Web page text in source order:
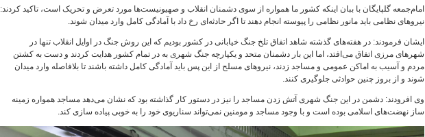
امام‌جمعه گلپایگان با ببان اینکه کشور ما همواره از سوی دشمنان انقلاب و صهیونیست‌ها مورد تعرض و تحریک است، تاکید کردند:
نیروهای نظامی باید مانور نظامی را پیوسته انجام دهند تا اگر حادثه‌ای رخ داد با آمادگی کامل وارد میدان شوند.
ایشان فرمودند: در هفته‌های گذشته شاهد اتفاق تلخ جنگ خیابانی در کشور بودیم که این روش جنگ در اوایل انقلاب تنها در
شهرهای مرزی اتفاق می‌افتد، اما این بار دشمنان متحد و یکپارچه جنگ شهری به در تمام کشور هدایت کردند و دست به کشتن
مردم و آسیب به اماکن عمومی و مساجد زدند، نیروهای مسلح از این پس باید آمادگی کامل داشته باشند تا بلافاصله وارد میدان
شوند و از بروز چنین حوادثی جلوگیری کنند.
وی افرودند: دشمن در این جنگ شهری آتش زدن مساجد را نیز در دستور کار گذاشته بود که نشان می‌دهد مساجد همواره زمینه
ساز نهضت‌های اسلامی بوده است و با وجود مساجد و مومنین نمی‌تواند سناریوی خود را به خوبی پیاده سازی کند.